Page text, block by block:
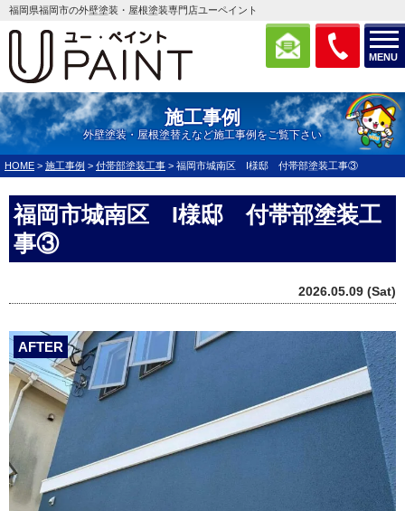
MENU
福岡県福岡市の外壁塗装・屋根塗装専門店ユーペイント
施工事例
外壁塗装・屋根塗替えなど施工事例をご覧下さい
HOME > 施工事例 > 付帯部塗装工事 > 福岡市城南区 I様邸 付帯部塗装工事③
福岡市城南区 I様邸 付帯部塗装工
事③
2026.05.09 (Sat)
AFTER